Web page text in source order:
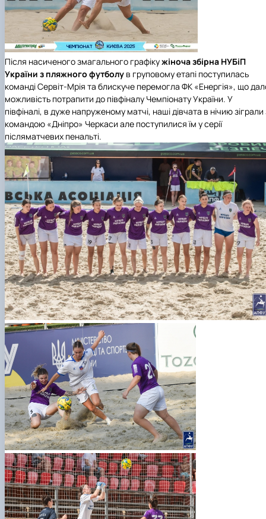
Після насиченого змагального графікужіноча збірна НУБіП
України з пляжного футболу в груповому етапі поступилась
команді Сервіт-Мрія та блискуче перемогла ФК «Енергія», що
можливість потрапити до півфіналу Чемпіонату України. У
півфіналі, в дуже напруженому матчі, наші дівчата в нічию зіграли
командою «Дніпро» Черкаси але поступилися їм у серії
післяматчевих пенальті.